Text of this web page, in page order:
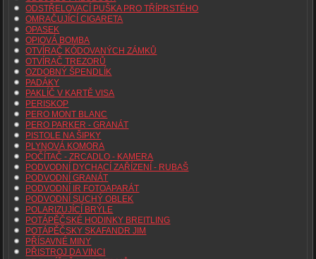
ODSTŘELOVACÍ PUŠKA PRO TŘÍPRSTÉHO
OMRAČUJÍCÍ CIGARETA
OPASEK
OPIOVÁ BOMBA
OTVÍRAČ KÓDOVANÝCH ZÁMKŮ
OTVÍRAČ TREZORŮ
OZDOBNÝ ŠPENDLÍK
PADÁKY
PAKLÍČ V KARTĚ VISA
PERISKOP
PERO MONT BLANC
PERO PARKER - GRANÁT
PISTOLE NA ŠIPKY
PLYNOVÁ KOMORA
POČÍTAČ - ZRCADLO - KAMERA
PODVODNÍ DYCHACÍ ZAŘÍZENÍ - RUBAŠ
PODVODNÍ GRANÁT
PODVODNÍ IR FOTOAPARÁT
PODVODNÍ SUCHÝ OBLEK
POLARIZUJÍCÍ BRÝLE
POTÁPĚČSKÉ HODINKY BREITLING
POTÁPĚČSKY SKAFANDR JIM
PŘÍSAVNÉ MINY
PŘISTROJ DA VINCI